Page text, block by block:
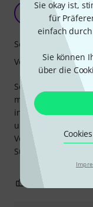
Sie okay ist,
für
einfach durch
Sie können
über die
Hohe
Schreibe diese
mich lange nicht in
inzwischen diesen
und die Saiten
Verlust. Leichte
Sustain.
Sound
Verarbeitung